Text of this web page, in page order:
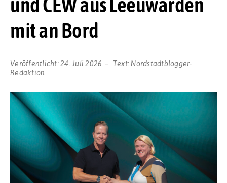
mit an Bord
Veröffentlicht:24. Juli 2026 Text: Nordstadtblogger-
Redaktion